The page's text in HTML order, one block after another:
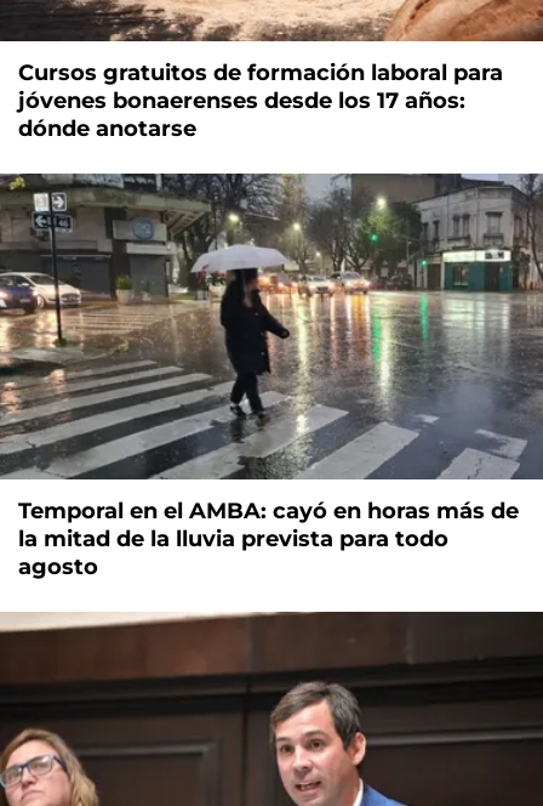
Cursos gratuitos de formación laboral para
jóvenes bonaerenses desde los 17 años:
dónde anotarse
Temporal en el AMBA: cayó en horas más de
la mitad de la lluvia prevista para todo
agosto